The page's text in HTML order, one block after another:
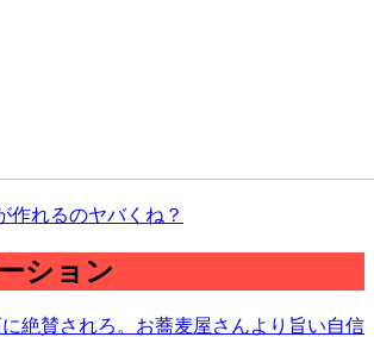
作れるのヤバくね？
ション
絶賛されろ。お蕎麦屋さんより旨い自信